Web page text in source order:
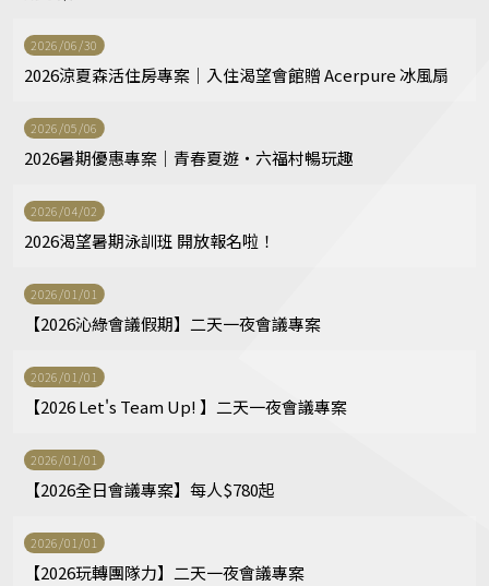
2026/06/30
2026涼夏森活住房專案｜入住渴望會館贈 Acerpure 冰風扇
2026/05/06
2026暑期優惠專案｜青春夏遊・六福村暢玩趣
2026/04/02
2026渴望暑期泳訓班 開放報名啦！
2026/01/01
【2026沁綠會議假期】二天一夜會議專案
2026/01/01
【2026 Let's Team Up! 】二天一夜會議專案
2026/01/01
【2026全日會議專案】每人$780起
2026/01/01
【2026玩轉團隊力】二天一夜會議專案